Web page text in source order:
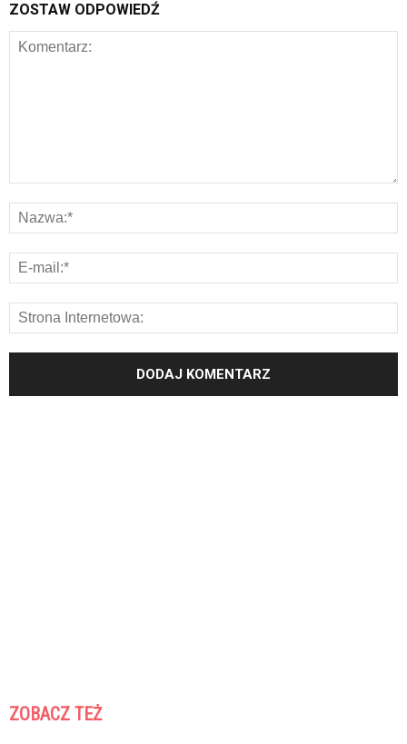
ZOSTAW ODPOWIEDŹ
ZOBACZ TEŻ